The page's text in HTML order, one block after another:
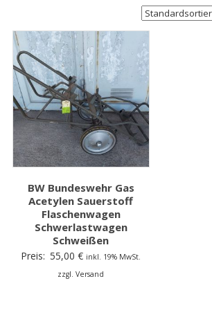
BW Bundeswehr Gas
Acetylen Sauerstoff
Flaschenwagen
Schwerlastwagen
Schweißen
Preis: 55,00€ inkl. 19% MwSt.
zzgl. Versand